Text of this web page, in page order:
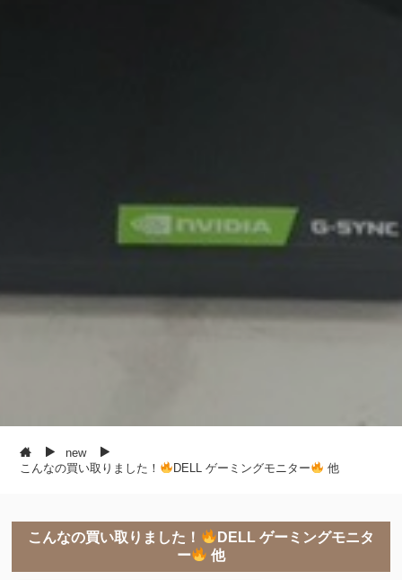
new
こんなの買い取りました！
DELL ゲーミングモニター 他
こんなの買い取りました！
DELL ゲーミングモニタ
ー
他